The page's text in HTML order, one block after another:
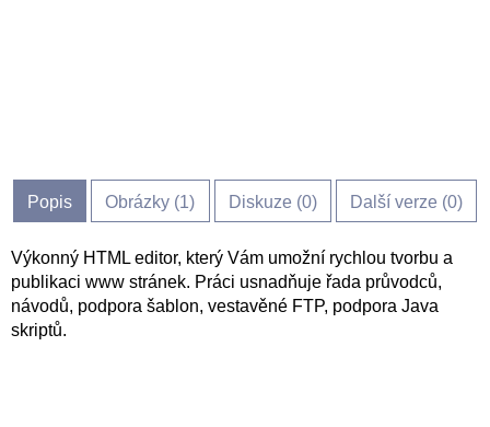
Popis Obrázky (1) Diskuze (0) Další verze (0)
Výkonný HTML editor, který Vám umožní rychlou tvorbu a
publikaci www stránek. Práci usnadňuje řada průvodců,
návodů, podpora šablon, vestavěné FTP, podpora Java
skriptů.